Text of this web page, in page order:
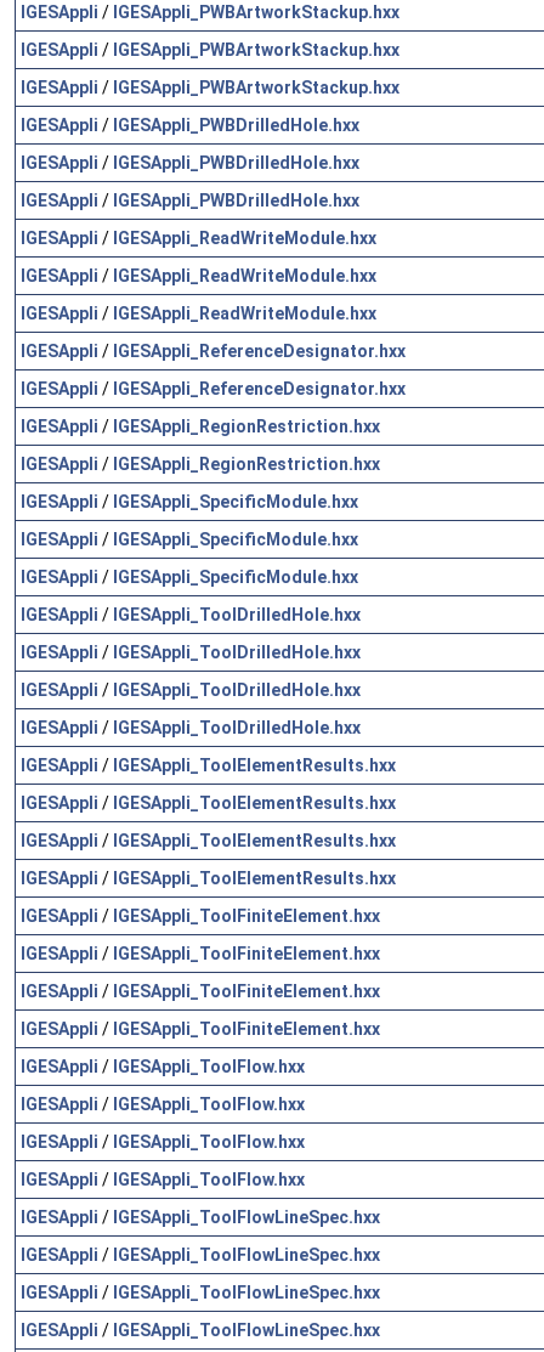
IGESAppli / IGESAppli_PWBArtworkStackup.hxx
IGESAppli / IGESAppli_PWBArtworkStackup.hxx
IGESAppli / IGESAppli_PWBArtworkStackup.hxx
IGESAppli / IGESAppli_PWBDrilledHole.hxx
IGESAppli / IGESAppli_PWBDrilledHole.hxx
IGESAppli / IGESAppli_PWBDrilledHole.hxx
IGESAppli / IGESAppli_ReadWriteModule.hxx
IGESAppli / IGESAppli_ReadWriteModule.hxx
IGESAppli / IGESAppli_ReadWriteModule.hxx
IGESAppli / IGESAppli_ReferenceDesignator.hxx
IGESAppli / IGESAppli_ReferenceDesignator.hxx
IGESAppli / IGESAppli_RegionRestriction.hxx
IGESAppli / IGESAppli_RegionRestriction.hxx
IGESAppli / IGESAppli_SpecificModule.hxx
IGESAppli / IGESAppli_SpecificModule.hxx
IGESAppli / IGESAppli_SpecificModule.hxx
IGESAppli / IGESAppli_ToolDrilledHole.hxx
IGESAppli / IGESAppli_ToolDrilledHole.hxx
IGESAppli / IGESAppli_ToolDrilledHole.hxx
IGESAppli / IGESAppli_ToolDrilledHole.hxx
IGESAppli / IGESAppli_ToolElementResults.hxx
IGESAppli / IGESAppli_ToolElementResults.hxx
IGESAppli / IGESAppli_ToolElementResults.hxx
IGESAppli / IGESAppli_ToolElementResults.hxx
IGESAppli / IGESAppli_ToolFiniteElement.hxx
IGESAppli / IGESAppli_ToolFiniteElement.hxx
IGESAppli / IGESAppli_ToolFiniteElement.hxx
IGESAppli / IGESAppli_ToolFiniteElement.hxx
IGESAppli / IGESAppli_ToolFlow.hxx
IGESAppli / IGESAppli_ToolFlow.hxx
IGESAppli / IGESAppli_ToolFlow.hxx
IGESAppli / IGESAppli_ToolFlow.hxx
IGESAppli / IGESAppli_ToolFlowLineSpec.hxx
IGESAppli / IGESAppli_ToolFlowLineSpec.hxx
IGESAppli / IGESAppli_ToolFlowLineSpec.hxx
IGESAppli / IGESAppli_ToolFlowLineSpec.hxx